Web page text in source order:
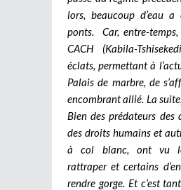
lors, beaucoup d’eau
ponts. Car, entre-temps,
CACH (Kabila-
éclats, permettant à
Palais de marbre, de
encombrant allié. La
Bien des prédateurs des
des droits humains et
à col blanc, ont vu
rattraper et certains
rendre gorge. Et c’est